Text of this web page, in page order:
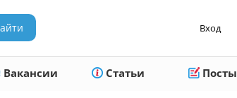
Вход
Вакансии Статьи Посты